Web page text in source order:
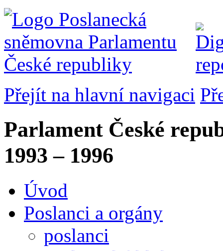
Přejít na hlavní navigaci
Parlament České
1993 – 1996
Úvod
Poslanci a orgány
poslanci